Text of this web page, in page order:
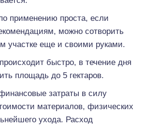
применению проста, если
можно сотворить
участке еще и своими руками.
быстро, в течение дня
площадь до 5 гектаров.
затраты в силу
материалов, физических
ухода. Расход